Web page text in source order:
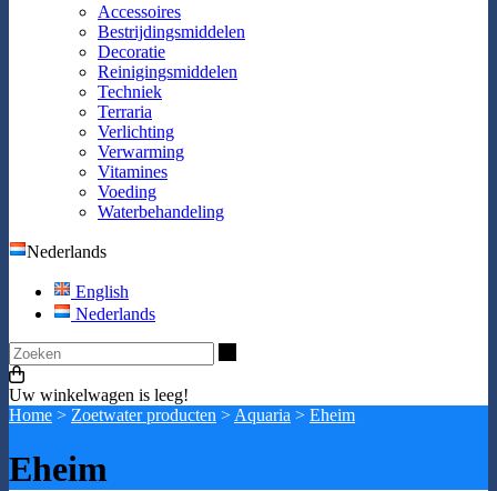
Accessoires
Bestrijdingsmiddelen
Decoratie
Reinigingsmiddelen
Techniek
Terraria
Verlichting
Verwarming
Vitamines
Voeding
Waterbehandeling
Nederlands
English
Nederlands
Uw winkelwagen is leeg!
Home > Zoetwater producten > Aquaria > Eheim
Eheim